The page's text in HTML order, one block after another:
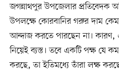
জগন্নাথপুর উপজেলার প্রতিবেদক
উপলক্ষে কোরবানির গরুর দাম
আন্দাজ করতে পারছেন না।
নিয়েই ব্যস্ত। তবে একটি পক্ষ যে
করছে, তা ইতিমধ্যে তাঁরা লক্ষ